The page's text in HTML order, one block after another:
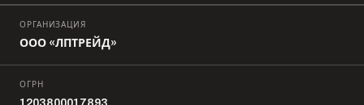
ОРГАНИЗАЦИЯ
ООО «ЛПТРЕЙД»
ОГРН